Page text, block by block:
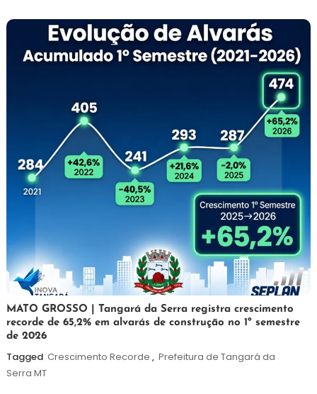
5
de
agosto
de
2026
Maurilio
MATO GROSSO | Tangará da Serra registra crescimento
recorde de 65,2% em alvarás de construção no 1º semestre
de 2026
Tagged Crescimento Recorde , Prefeitura de Tangará da
Serra MT